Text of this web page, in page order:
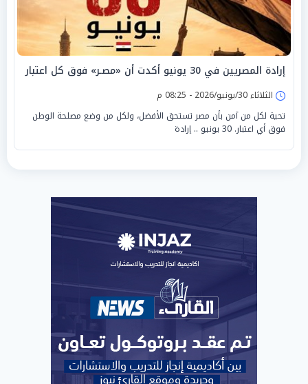
إرادة المصريين في 30 يونيو أكدت أن «مصـر» فوق كل اعتبار
الثلاثاء 30/يونيو/2026 - 08:25 م
تحية لكل من آمن بأن مصر تستحق الأفضل، ولكل من وضع مصلحة الوطن
فوق أي اعتبار. 30 يونيو .. إرادة